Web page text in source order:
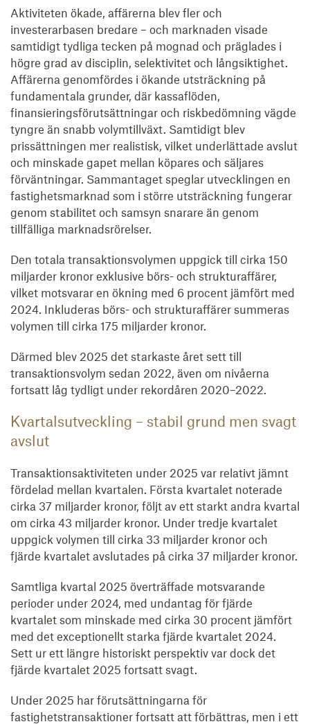
Aktiviteten ökade, affärerna blev fler och
investerarbasen bredare – och marknaden visade
samtidigt tydliga tecken på mognad och präglades i
högre grad av disciplin, selektivitet och långsiktighet.
Affärerna genomfördes i ökande utsträckning på
fundamentala grunder, där kassaflöden,
finansieringsförutsättningar och riskbedömning vägde
tyngre än snabb volymtillväxt. Samtidigt blev
prissättningen mer realistisk, vilket underlättade avslut
och minskade gapet mellan köpares och säljares
förväntningar. Sammantaget speglar utvecklingen en
fastighetsmarknad som i större utsträckning fungerar
genom stabilitet och samsyn snarare än genom
tillfälliga marknadsrörelser.
Den totala transaktionsvolymen uppgick till cirka 150
miljarder kronor exklusive börs- och strukturaffärer,
vilket motsvarar en ökning med 6 procent jämfört med
2024. Inkluderas börs- och strukturaffärer summeras
volymen till cirka 175 miljarder kronor.
Därmed blev 2025 det starkaste året sett till
transaktionsvolym sedan 2022, även om nivåerna
fortsatt låg tydligt under rekordåren 2020–2022.
Kvartalsutveckling – stabil grund men svagt
avslut
Transaktionsaktiviteten under 2025 var relativt jämnt
fördelad mellan kvartalen. Första kvartalet noterade
cirka 37 miljarder kronor, följt av ett starkt andra kvartal
om cirka 43 miljarder kronor. Under tredje kvartalet
uppgick volymen till cirka 33 miljarder kronor och
fjärde kvartalet avslutades på cirka 37 miljarder kronor.
Samtliga kvartal 2025 överträffade motsvarande
perioder under 2024, med undantag för fjärde
kvartalet som minskade med cirka 30 procent jämfört
med det exceptionellt starka fjärde kvartalet 2024.
Sett ur ett längre historiskt perspektiv var dock det
fjärde kvartalet 2025 fortsatt svagt.
Under 2025 har förutsättningarna för
fastighetstransaktioner fortsatt att förbättras, men i ett